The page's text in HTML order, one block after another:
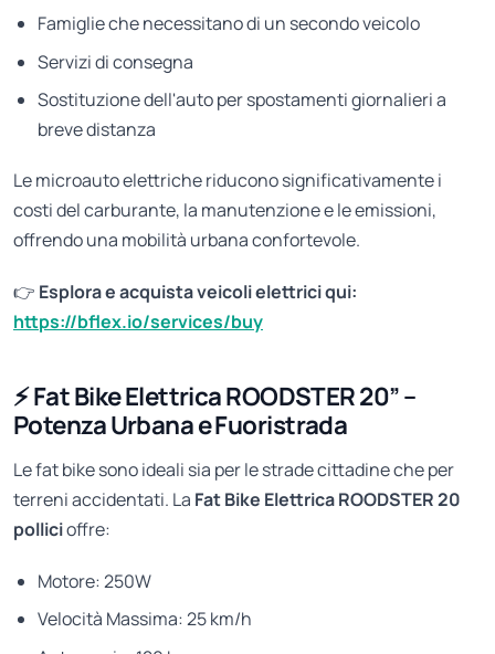
Famiglie che necessitano di un secondo veicolo
Servizi di consegna
Sostituzione dell'auto per spostamenti giornalieri a
breve distanza
Le microauto elettriche riducono significativamente i
costi del carburante, la manutenzione e le emissioni,
offrendo una mobilità urbana confortevole.
👉 Esplora e acquista veicoli elettrici qui:
https://bflex.io/services/buy
⚡ Fat Bike Elettrica ROODSTER 20” –
Potenza Urbana e Fuoristrada
Le fat bike sono ideali sia per le strade cittadine che per
terreni accidentati. La Fat Bike Elettrica ROODSTER 20
pollicioffre:
Motore: 250W
Velocità Massima: 25 km/h